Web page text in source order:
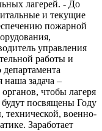
лагерей. - До
и текущие
пожарной
управления
работы и
департамента
наша задача –
чтобы лагеря
посвящены Году
военно-
Заработает